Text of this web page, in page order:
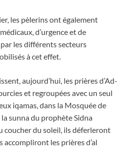
les pèlerins ont également
d’urgence et de
les différents secteurs
à cet effet.
aujourd’hui, les prières d’Ad-
et regroupées avec un seul
iqamas, dans la Mosquée de
sunna du prophète Sidna
coucher du soleil, ils déferleront
les prières d’al